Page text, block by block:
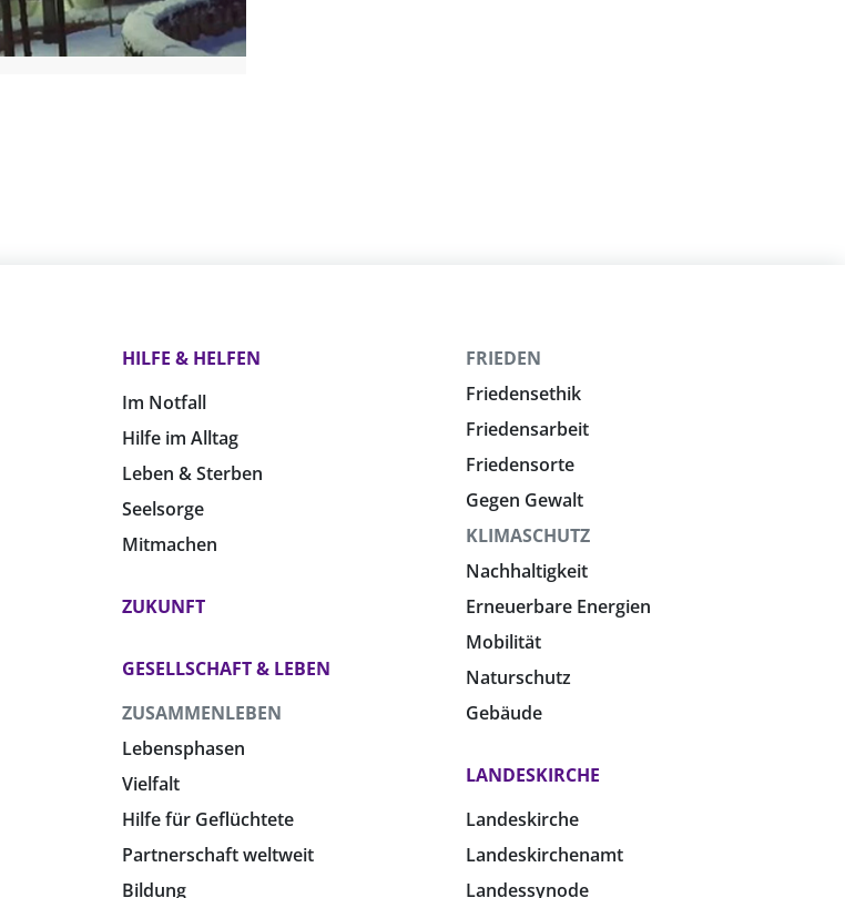
HILFE & HELFEN
Im Notfall
Hilfe im Alltag
Leben & Sterben
Seelsorge
Mitmachen
ZUKUNFT
GESELLSCHAFT & LEBEN
ZUSAMMENLEBEN
Lebensphasen
Vielfalt
Hilfe für Geflüchtete
Partnerschaft weltweit
Bildung
FRIEDEN
Friedensethik
Friedensarbeit
Friedensorte
Gegen Gewalt
KLIMASCHUTZ
Nachhaltigkeit
Erneuerbare Energien
Mobilität
Naturschutz
Gebäude
LANDESKIRCHE
Landeskirche
Landeskirchenamt
Landessynode